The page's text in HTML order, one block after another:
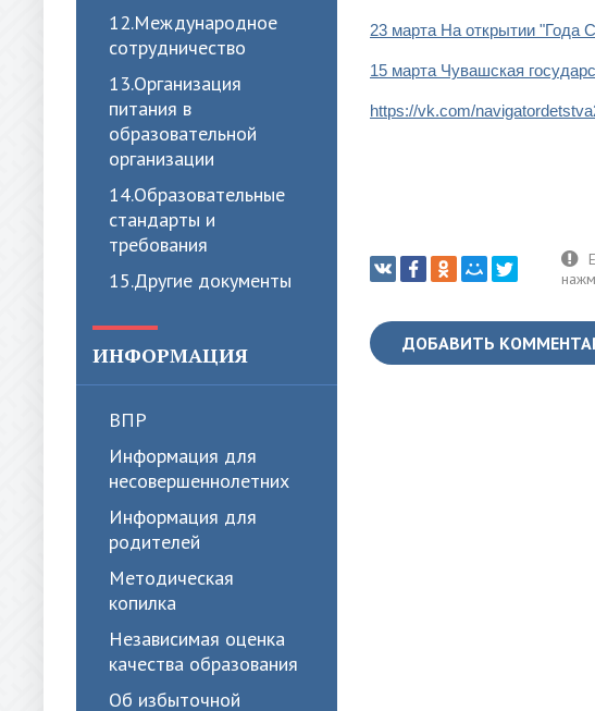
12.Международное
сотрудничество
13.Организация
питания в
образовательной
организации
14.Образовательные
стандарты и
требования
15.Другие документы
ИНФОРМАЦИЯ
ВПР
Информация для
несовершеннолетних
Информация для
родителей
Методическая
копилка
Независимая оценка
качества образования
Об избыточной
23 марта На открытии "Года
15 марта Чувашская
https://vk.com/
ДОБАВИТЬ